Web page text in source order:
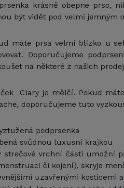
krásně obepne prso,
být vidět pod velmi jemným
máte prsa velmi blízko u
Doporučujeme
na některé z našich
Clary je mělčí. Pokud
doporučujeme tuto
podprsenka
svůdnou luxusní krajkou
strečové vrchní části umožní
či kojení), skryje
uzavřenými kosticemi